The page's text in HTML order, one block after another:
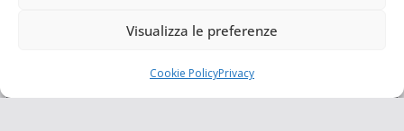
Visualizza le preferenze
Cookie PolicyPrivacy
I Siciliani Giovani. Tutti i diritti riservati.
Tema:ColorMagdi ThemeGrill. Powered byWordPress.